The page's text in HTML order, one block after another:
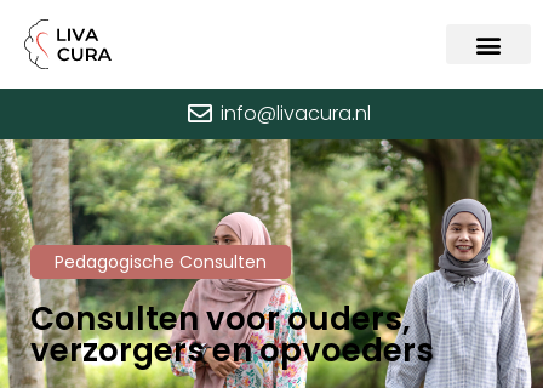
info@livacura.nl
Pedagogische Consulten
Consulten voor ouders,
verzorgers en opvoeders